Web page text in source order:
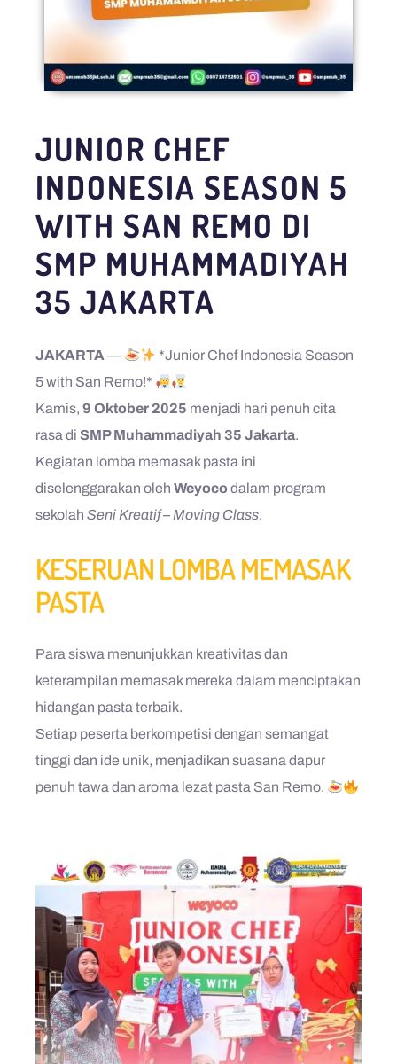
JUNIOR CHEF
INDONESIA SEASON 5
WITH SAN REMO DI
SMP MUHAMMADIYAH
35 JAKARTA
JAKARTA —
*Junior Chef Indonesia Season
5 with San Remo!*
Kamis, 9 Oktober 2025 menjadi hari penuh cita
rasa di SMP Muhammadiyah 35 Jakarta.
Kegiatan lomba memasak pasta ini
diselenggarakan oleh Weyoco dalam program
sekolah Seni Kreatif – Moving Class.
KESERUAN LOMBA MEMASAK
PASTA
Para siswa menunjukkan kreativitas dan
keterampilan memasak mereka dalam menciptakan
hidangan pasta terbaik.
Setiap peserta berkompetisi dengan semangat
tinggi dan ide unik, menjadikan suasana dapur
penuh tawa dan aroma lezat pasta San Remo.